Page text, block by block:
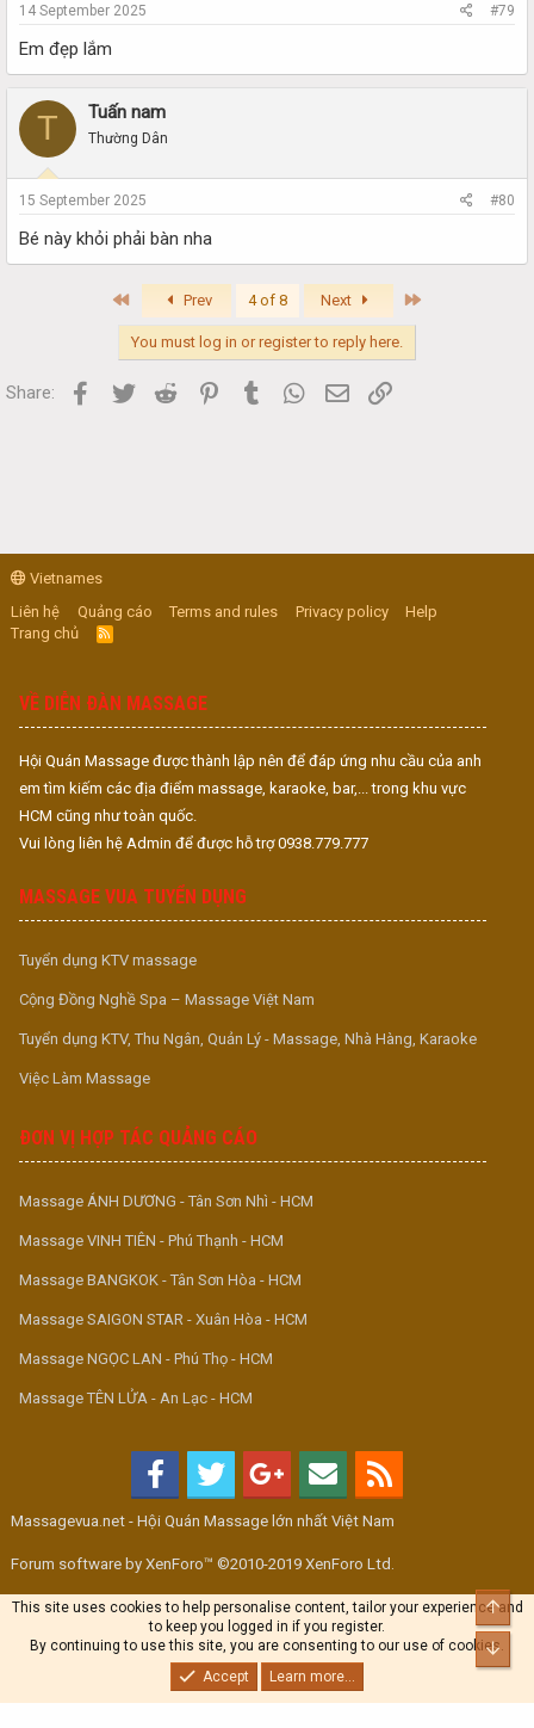
14 September 2025 #79
Em đẹp lắm
T Tuấn nam
Thường Dân
15 September 2025 #80
Bé này khỏi phải bàn nha
First Prev 4 of 8 Next
You must log in or register to reply here.
Share: Facebook
Twitter Reddit PinterestTumblr WhatsApp
Email
Vietnames
Liên hệ
Quảng cáo Terms and rules Privacy policy
Help
Trang chủ
R
S
VỀ DIỄN ĐÀN MASSAGE
Hội Quán Massage được thành lập nên để đáp ứng nhu cầu của anh
em tìm kiếm các địa điểm massage, karaoke, bar,... trong khu vực
HCM cũng như toàn quốc.
Vui lòng liên hệ Admin để được hỗ trợ 0938.779.777
MASSAGE VUA TUYỂN DỤNG
Tuyển dụng KTV massage
Cộng Đồng Nghề Spa – Massage Việt Nam
Tuyển dụng KTV, Thu Ngân, Quản Lý - Massage, Nhà Hàng, Karaoke
Việc Làm Massage
ĐƠN VỊ HỢP TÁC QUẢNG CÁO
Massage ÁNH DƯƠNG - Tân Sơn Nhì - HCM
Massage VINH TIÊN - Phú Thạnh - HCM
Massage BANGKOK - Tân Sơn Hòa - HCM
Massage SAIGON STAR - Xuân Hòa - HCM
Massage NGỌC LAN - Phú Thọ - HCM
Massage TÊN LỬA - An Lạc - HCM
Massagevua.net - Hội Quán Massage lớn nhất Việt Nam
Forum software by XenForo™ ©2010-2019 XenForo Ltd.
This site uses cookies to help personalise content, tailor your experience and
to keep you logged in if you register.
By continuing to use this site, you are consenting to our use of cookies.
Accept
Learn more...
Top